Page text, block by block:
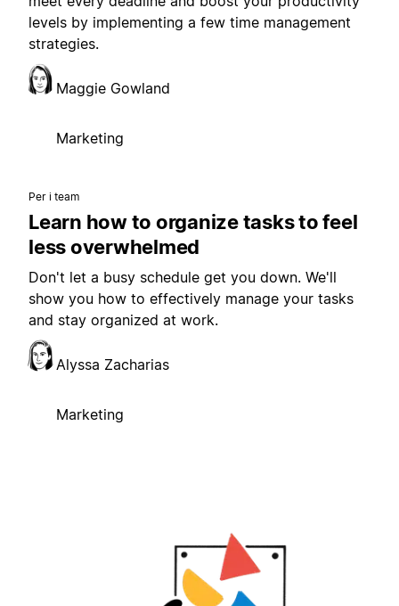
levels by implementing a few time management
strategies.
Maggie Gowland
Marketing
Per i team
Learn how to organize tasks to feel
less overwhelmed
Don't let a busy schedule get you down. We'll
show you how to effectively manage your tasks
and stay organized at work.
Alyssa Zacharias
Marketing